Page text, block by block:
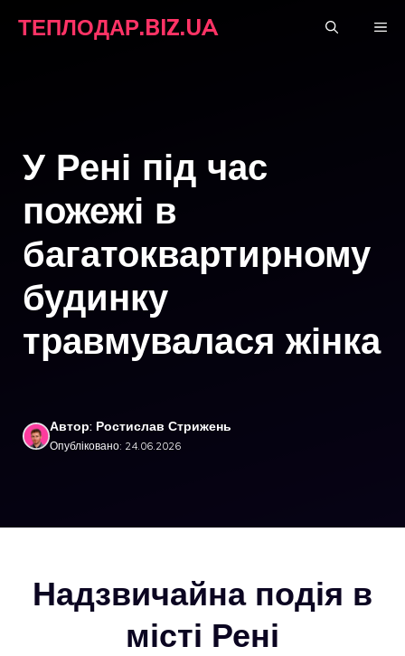
ТЕПЛОДАР.BIZ.UA
У Рені під час
пожежі в
багатоквартирному
будинку
травмувалася жінка
Автор: Ростислав Стрижень
Опубліковано: 24.06.2026
Надзвичайна подія в
місті Рені